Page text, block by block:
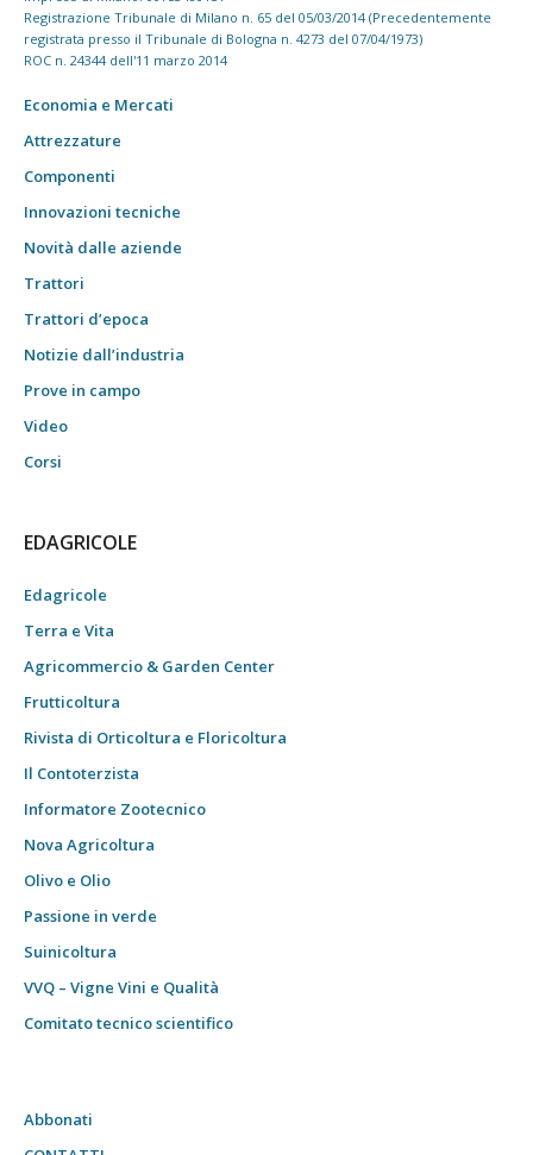
Registrazione Tribunale di Milano n. 65 del 05/03/2014 (Precedentemente
registrata presso il Tribunale di Bologna n. 4273 del 07/04/1973)
ROC n. 24344 dell'11 marzo 2014
Economia e Mercati
Attrezzature
Componenti
Innovazioni tecniche
Novità dalle aziende
Trattori
Trattori d’epoca
Notizie dall’industria
Prove in campo
Video
Corsi
EDAGRICOLE
Edagricole
Terra e Vita
Agricommercio & Garden Center
Frutticoltura
Rivista di Orticoltura e Floricoltura
Il Contoterzista
Informatore Zootecnico
Nova Agricoltura
Olivo e Olio
Passione in verde
Suinicoltura
VVQ – Vigne Vini e Qualità
Comitato tecnico scientifico
Abbonati